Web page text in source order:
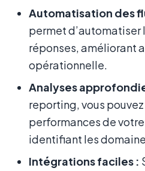
Automatisation des
permet d’automatiser
réponses, améliorant
opérationnelle.
Analyses
reporting, vous
performances de
identifiant les
Intégrations faciles :